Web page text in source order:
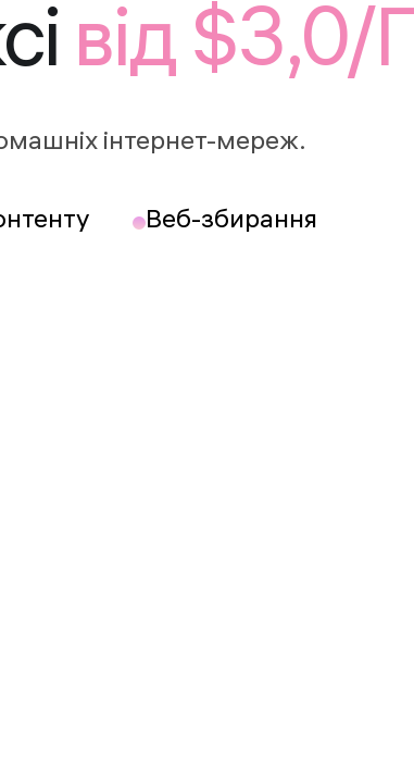
від $3,0/
інтернет-мереж.
Веб-збирання